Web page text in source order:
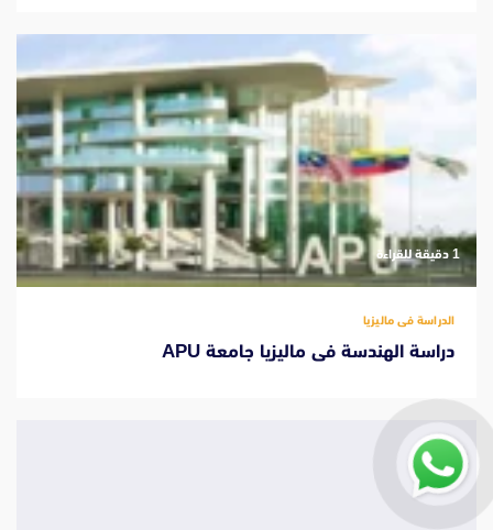
‫1 دقيقة للقراءة
الدراسة فى ماليزيا
دراسة الهندسة فى ماليزيا جامعة APU